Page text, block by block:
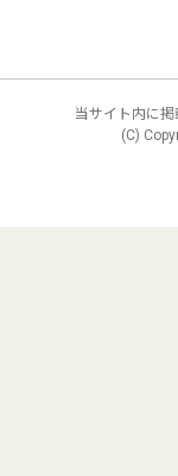
当サイト内に掲
(C)